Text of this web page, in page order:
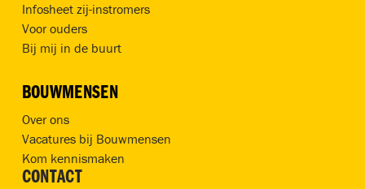
Infosheet zij-instromers
Voor ouders
Bij mij in de buurt
BOUWMENSEN
Over ons
Vacatures bij Bouwmensen
Kom kennismaken
CONTACT